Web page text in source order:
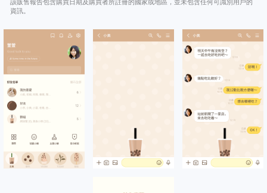
該販售報告包含購買日期及購買者所註冊的國家或地區，並未包含任何可識別用戶的
資訊。